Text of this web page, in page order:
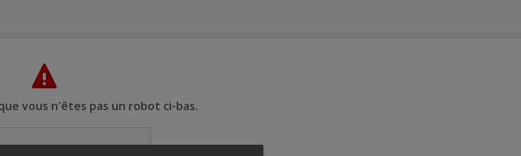
vous n'êtes pas un robot ci-bas.